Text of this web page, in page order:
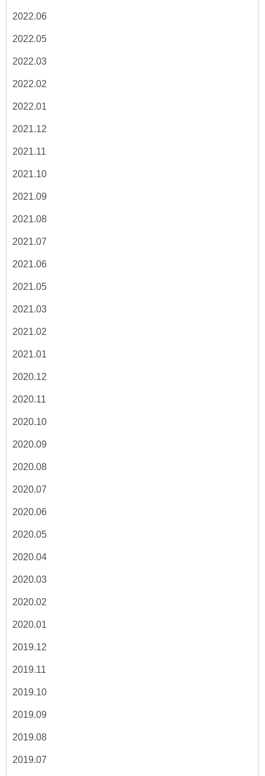
2022.06
2022.05
2022.03
2022.02
2022.01
2021.12
2021.11
2021.10
2021.09
2021.08
2021.07
2021.06
2021.05
2021.03
2021.02
2021.01
2020.12
2020.11
2020.10
2020.09
2020.08
2020.07
2020.06
2020.05
2020.04
2020.03
2020.02
2020.01
2019.12
2019.11
2019.10
2019.09
2019.08
2019.07